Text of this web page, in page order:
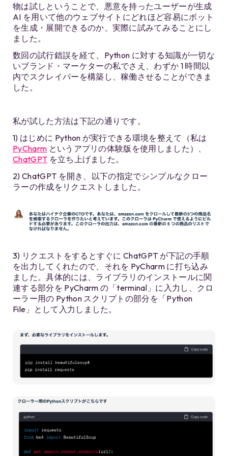
物は試しということで、悪意を持ったユーザーが生成
AI を用いて他のウェブサイトにどれほど容易にボット
を生成・展開できるのか、実際に試みてみることにし
ました。
数回の試行錯誤を経て、Python に対する知識が一切な
いブランド・マーケターの私でさえ、わずか 1 時間以
内でスクレイパーを構築し、稼働させることができま
した。
私が試した方法は下記の通りです。
1) はじめに Python が実行できる環境を整えて（私は
PyCharm というアプリの体験版を使用しました）、
ChatGPT を立ち上げました。
2) ChatGPT を開き、以下の指定でシンプルなクロー
ラーの作成をリクエストしました。
3) リクエストをするとすぐに ChatGPT が下記の手順
を出力してくれたので、それを PyCharm に打ち込み
ました。具体的には、ライブラリのインストールに関
連する部分を PyCharm の「terminal」に入力し、クロ
ーラー用の Python スクリプトの部分を「Python
File」として入力しました。